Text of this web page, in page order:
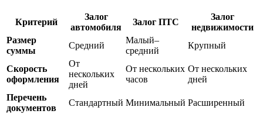
Критерий
Залог
автомобиля
Залог ПТС
Залог
недвижимости
Размер
суммы
Средний
Малый–
средний
Крупный
Скорость
оформления
От
нескольких
дней
От нескольких
часов
От нескольких
дней
Перечень
документов
Стандартный Минимальный Расширенный